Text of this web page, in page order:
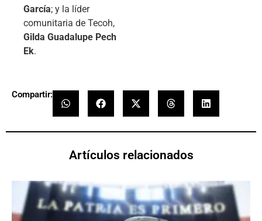
García; y la líder
comunitaria de Tecoh,
Gilda Guadalupe Pech
Ek.
Compartir:
Artículos relacionados